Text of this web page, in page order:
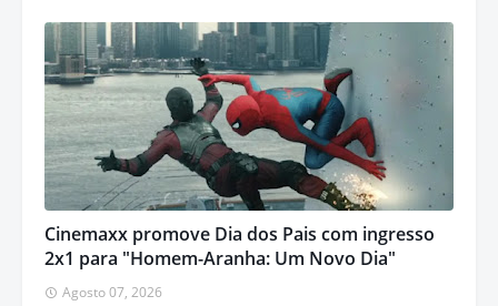
Cinemaxx promove Dia dos Pais com ingresso
2x1 para "Homem-Aranha: Um Novo Dia"
Agosto 07, 2026